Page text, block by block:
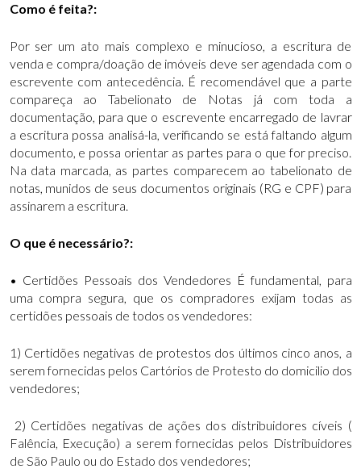
Como é feita?:
Por ser um ato mais complexo e minucioso, a escritura de
venda e compra/doação de imóveis deve ser agendada com o
escrevente com antecedência. É recomendável que a parte
compareça ao Tabelionato de Notas já com toda a
documentação, para que o escrevente encarregado de lavrar
a escritura possa analisá-la, verificando se está faltando algum
documento, e possa orientar as partes para o que for preciso.
Na data marcada, as partes comparecem ao tabelionato de
notas, munidos de seus documentos originais (RG e CPF) para
assinarem a escritura.
O que é necessário?:
• Certidões Pessoais dos Vendedores É fundamental, para
uma compra segura, que os compradores exijam todas as
certidões pessoais de todos os vendedores:
1) Certidões negativas de protestos dos últimos cinco anos, a
serem fornecidas pelos Cartórios de Protesto do domicilio dos
vendedores;
2) Certidões negativas de ações dos distribuidores cíveis (
Falência, Execução) a serem fornecidas pelos Distribuidores
de São Paulo ou do Estado dos vendedores;